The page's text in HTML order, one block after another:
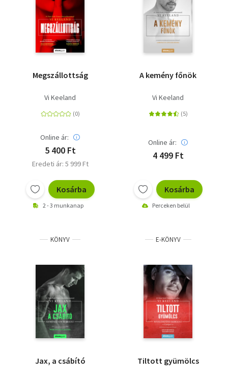
Megszállottság
Vi Keeland
Online ár:
5 400 Ft
Eredeti ár: 5 999 Ft
Kosárba
2 - 3 munkanap
A kemény főnök
Vi Keeland
Online ár:
4 499 Ft
Kosárba
Perceken belül
KÖNYV
Jax, a csábító
E-KÖNYV
Tiltott gyümölcs